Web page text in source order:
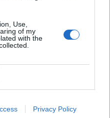
Use,
of my
with the
Privacy Policy
που χωρίζουν οι
τους πιο